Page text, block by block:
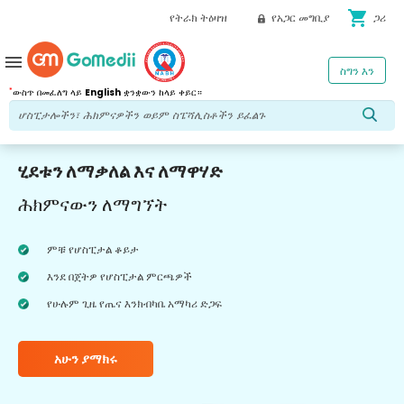
የትራክ ትዕዛዝ የአጋር መግቢያ shopping_cart ጋሪ
*ውስጥ በመፈለግ ላይ English ቋንቋውን ከላይ ቀይር።
ስግን እን
menu
ሂደቱን ለማቃለል እና ለማዋሃድ
ሕክምናውን ለማግኘት
ምቹ የሆስፒታል ቆይታ
እንደ በጀትዎ የሆስፒታል ምርጫዎች
የሁሉም ጊዜ የጤና እንክብካቤ አማካሪ ድጋፍ
አሁን ያማክሩ